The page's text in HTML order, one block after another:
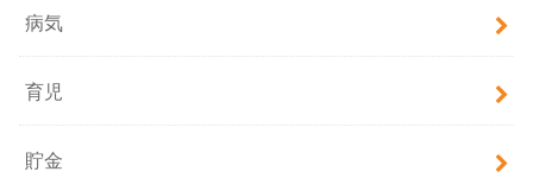
病気
育児
貯金